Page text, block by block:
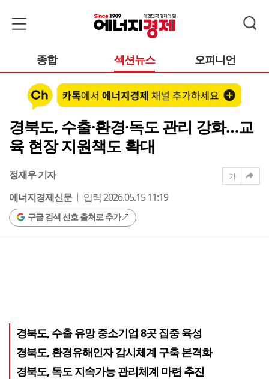
종합 섹션뉴스 오피니언
경북도, 수출·환경·독도 관리 강화…교
육 현장 지원책도 확대
정재우 기자
에너지경제신문
입력 2026.05.15 11:19
구글 검색 선호 출처로 추가
가
경북도, 수출 유망 중소기업 8곳 집중 육성
경북도, 환경유해인자 감시체계 구축 본격화
경북도, 독도 지속가능 관리체계 마련 추진